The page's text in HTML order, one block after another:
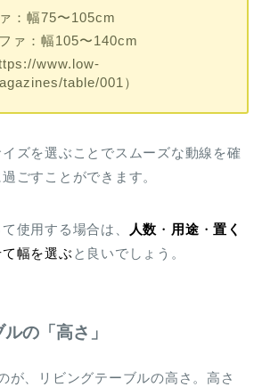
：幅75〜105cm
ァ：幅105〜140cm
www.low-
table/001）
ズを選ぶことでスムーズな動線を確
ごすことができます。
使用する場合は、 人数 ・ 用途 ・置く
幅を選ぶ と良いでしょう。
の「高さ」
が、リビングテーブルの高さ。高さ